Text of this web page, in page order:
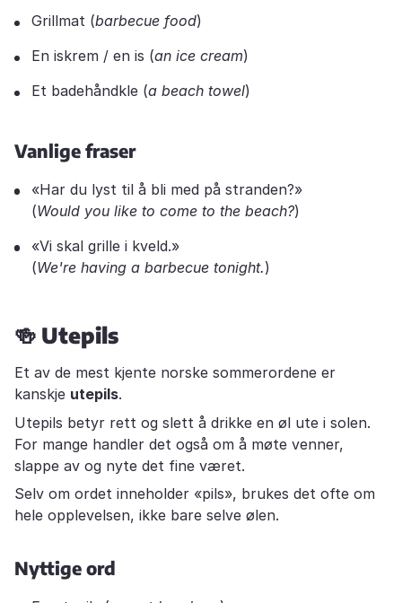
Grillmat (barbecue food)
En iskrem / en is (an ice cream)
Et badehåndkle (a beach towel)
Vanlige fraser
«Har du lyst til å bli med på stranden?»
(Would you like to come to the beach?)
«Vi skal grille i kveld.»
(We're having a barbecue tonight.)
🍻 Utepils
Et av de mest kjente norske sommerordene er
kanskje utepils.
Utepils betyr rett og slett å drikke en øl ute i solen.
For mange handler det også om å møte venner,
slappe av og nyte det fine været.
Selv om ordet inneholder «pils», brukes det ofte om
hele opplevelsen, ikke bare selve ølen.
Nyttige ord